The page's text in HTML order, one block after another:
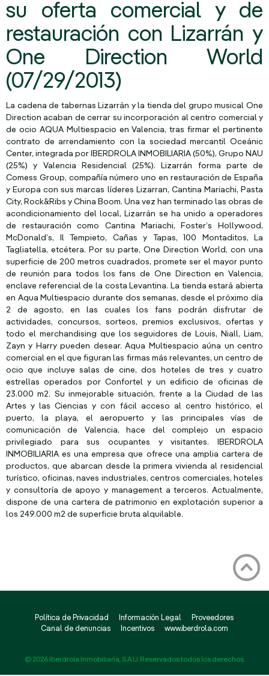
su oferta comercial y de
restauración con Lizarrán y
One Direction World
(07/29/2013)
La cadena de tabernas Lizarrán y la tienda del grupo musical One
Direction acaban de cerrar su incorporación al centro comercial y
de ocio AQUA Multiespacio en Valencia, tras firmar el pertinente
contrato de arrendamiento con la sociedad mercantil Oceánic
Center, integrada por IBERDROLA INMOBILIARIA (50%), Grupo NAU
(25%) y Valencia Residencial (25%). Lizarrán forma parte de
Comess Group, compañía número uno en restauración de España
y Europa con sus marcas líderes Lizarran, Cantina Mariachi, Pasta
City, Rock&Ribs y China Boom. Una vez han terminado las obras de
acondicionamiento del local, Lizarrán se ha unido a operadores
de restauración como Cantina Mariachi, Foster’s Hollywood,
McDonald’s, Il Tempieto, Cañas y Tapas, 100 Montaditos, La
Tagliatella, etcétera. Por su parte, One Direction World, con una
superficie de 200 metros cuadrados, promete ser el mayor punto
de reunión para todos los fans de One Direction en Valencia,
enclave referencial de la costa Levantina. La tienda estará abierta
en Aqua Multiespacio durante dos semanas, desde el próximo día
2 de agosto, en las cuales los fans podrán disfrutar de
actividades, concursos, sorteos, premios exclusivos, ofertas y
todo el merchandising que los seguidores de Louis, Niall, Liam,
Zayn y Harry pueden desear. Aqua Multiespacio aúna un centro
comercial en el que figuran las firmas más relevantes, un centro de
ocio que incluye salas de cine, dos hoteles de tres y cuatro
estrellas operados por Confortel y un edificio de oficinas de
23.000 m2. Su inmejorable situación, frente a la Ciudad de las
Artes y las Ciencias y con fácil acceso al centro histórico, el
puerto, la playa, el aeropuerto y las principales vías de
comunicación de Valencia, hace del complejo un espacio
privilegiado para sus ocupantes y visitantes. IBERDROLA
INMOBILIARIA es una empresa que ofrece una amplia cartera de
productos, que abarcan desde la primera vivienda al residencial
turístico, oficinas, naves industriales, centros comerciales, hoteles
y consultoría de apoyo y management a terceros. Actualmente,
dispone de una cartera de patrimonio en explotación superior a
los 249.000 m2 de superficie bruta alquilable.
Política de Privacidad Información Legal
Proveedores
Canal de denuncias
Incentivos www.iberdrola.com
© 2026 Iberdrola Inmobiliaria, S.A.U. Reservados todos los derechos.